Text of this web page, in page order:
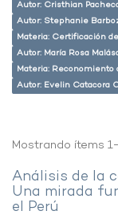
Autor: Cristhian
Autor: Stephanie
Materia: Certificación
Autor: María Rosa
Materia: Reconomiento
Autor: Evelin Catacora
Mostrando ítems
Análisis de la
Una mirada
el Perú